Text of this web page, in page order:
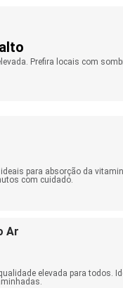
Prefira locais com
para absorção da
com cuidado.
Ar
elevada para todos.